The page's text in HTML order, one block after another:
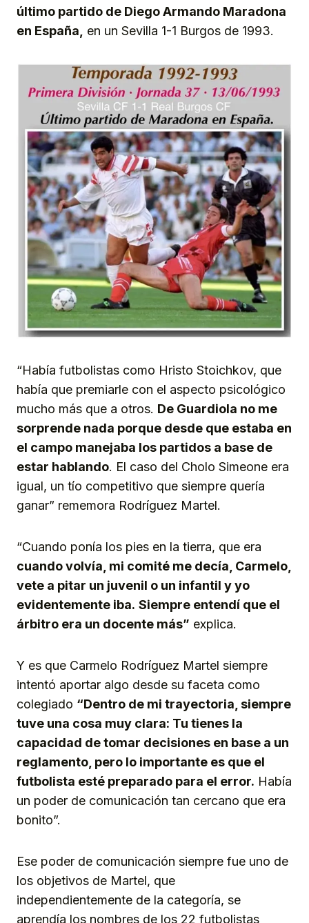
último partido de Diego Armando Maradona
en España,
en un Sevilla 1-1 Burgos de 1993.
“Había futbolistas como Hristo Stoichkov, que
había que premiarle con el aspecto psicológico
mucho más que a otros. De Guardiola no me
sorprende nada porque desde que estaba en
el campo manejaba los partidos a base de
estar hablando. El caso del Cholo Simeone era
igual, un tío competitivo que siempre quería
ganar” rememora Rodríguez Martel.
“Cuando ponía los pies en la tierra, que era
cuando volvía, mi comité me decía, Carmelo,
vete a pitar un juvenil o un infantil y yo
evidentemente iba. Siempre entendí que el
árbitro era un docente más” explica.
Y es que Carmelo Rodríguez Martel siempre
intentó aportar algo desde su faceta como
colegiado “Dentro de mi trayectoria, siempre
tuve una cosa muy clara: Tu tienes la
capacidad de tomar decisiones en base a un
reglamento, pero lo importante es que el
futbolista esté preparado para el error. Había
un poder de comunicación tan cercano que era
bonito”.
Ese poder de comunicación siempre fue uno de
los objetivos de Martel, que
independientemente de la categoría, se
aprendía los nombres de los 22 futbolistas